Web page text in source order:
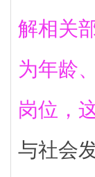
解相关
为年龄
岗位，
与社会